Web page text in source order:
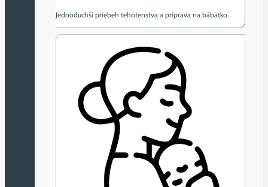
Jednoduchší priebeh tehotenstva a príprava na bábätko.